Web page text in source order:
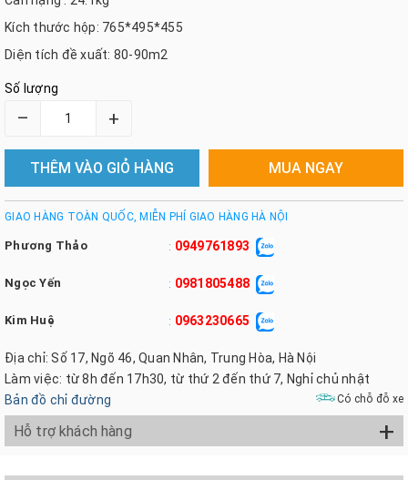
Kích thước hộp: 765*495*455
Diện tích đề xuất: 80-90m2
Số lượng
– +
THÊM VÀO GIỎ HÀNG MUA NGAY
GIAO HÀNG TOÀN QUỐC, MIỄN PHÍ GIAO HÀNG HÀ NỘI
Phương Thảo : 0949761893
Ngọc Yến : 0981805488
Kim Huệ : 0963230665
Địa chỉ: Số 17, Ngõ 46, Quan Nhân, Trung Hòa, Hà Nội
Làm việc: từ 8h đến 17h30, từ thứ 2 đến thứ 7, Nghỉ chủ nhật
Bản đồ chỉ đường
Có chỗ đỗ xe
Hỗ trợ khách hàng +